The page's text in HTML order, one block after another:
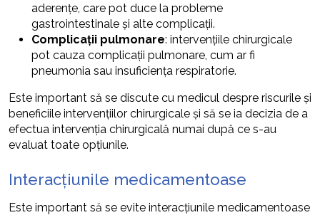
aderențe, care pot duce la probleme
gastrointestinale și alte complicații.
Complicații pulmonare: intervențiile chirurgicale
pot cauza complicații pulmonare, cum ar fi
pneumonia sau insuficiența respiratorie.
Este important să se discute cu medicul despre riscurile și
beneficiile intervențiilor chirurgicale și să se ia decizia de a
efectua intervenția chirurgicală numai după ce s-au
evaluat toate opțiunile.
Interacțiunile medicamentoase
Este important să se evite interacțiunile medicamentoase